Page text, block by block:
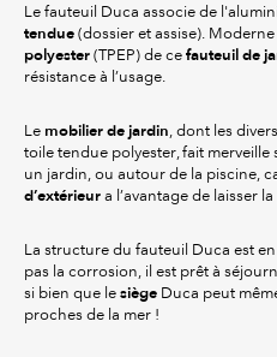
Le fauteuil Duca associe de
tendue (dossier et assise).
polyester (TPEP) de ce fauteuil de
résistance à l’usage.
Le mobilier de jardin, dont les
toile tendue polyester, fait
un jardin, ou autour de la piscine,
d’extérieur a l’avantage de laisser
La structure du fauteuil Duca est en
pas la corrosion, il est prêt à
si bien que le siège Duca peut
proches de la mer !